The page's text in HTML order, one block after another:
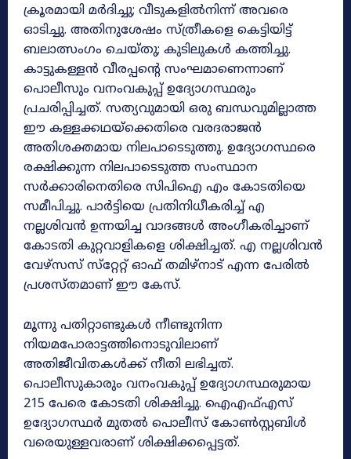
ക്രൂരമായി മർദിച്ചു; വീടുകളിൽനിന്ന്‌ അവരെ
ഓടിച്ചു. അതിനുശേഷം സ്‌ത്രീകളെ കെട്ടിയിട്ട്‌
ബലാത്സംഗം ചെയ്‌തു; കുടിലുകൾ കത്തിച്ചു.
കാട്ടുകള്ളൻ വീരപ്പന്റെ സംഘമാണെന്നാണ്‌
പൊലീസും വനംവകുപ്പ്‌ ഉദ്യോഗസ്ഥരും
പ്രചരിപ്പിച്ചത്‌. സത്യവുമായി ഒരു ബന്ധവുമില്ലാത്ത
ഈ കള്ളക്കഥയ്‌ക്കെതിരെ വരദരാജൻ
അതിശക്തമായ നിലപാടെടുത്തു. ഉദ്യോഗസ്ഥരെ
രക്ഷിക്കുന്ന നിലപാടെടുത്ത സംസ്ഥാന
സർക്കാരിനെതിരെ സിപിഐ എം കോടതിയെ
സമീപിച്ചു. പാർട്ടിയെ പ്രതിനിധീകരിച്ച്‌ എ
നല്ലശിവൻ ഉന്നയിച്ച വാദങ്ങൾ അംഗീകരിച്ചാണ്‌
കോടതി കുറ്റവാളികളെ ശിക്ഷിച്ചത്‌. എ നല്ലശിവൻ
വേഴ്‌സസ്‌ സ്‌റ്റേറ്റ്‌ ഓഫ്‌ തമിഴ്‌നാട്‌ എന്ന പേരിൽ
പ്രശസ്‌തമാണ്‌ ഈ കേസ്‌.
മൂന്നു പതിറ്റാണ്ടുകൾ നീണ്ടുനിന്ന
നിയമപോരാട്ടത്തിനൊടുവിലാണ്‌
അതിജീവിതകൾക്ക്‌ നീതി ലഭിച്ചത്‌.
പൊലീസുകാരും വനംവകുപ്പ്‌ ഉദ്യോഗസ്ഥരുമായ
215 പേരെ കോടതി ശിക്ഷിച്ചു. ഐഎഫ്എസ്‌
ഉദ്യോഗസ്ഥർ മുതൽ പൊലീസ്‌ കോൺസ്റ്റബിൾ
വരെയുള്ളവരാണ്‌ ശിക്ഷിക്കപ്പെട്ടത്‌.